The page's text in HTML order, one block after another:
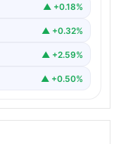
tarzda bağlantı
▲ +0.18%
▲ +0.32%
▲ +2.59%
▲ +0.50%